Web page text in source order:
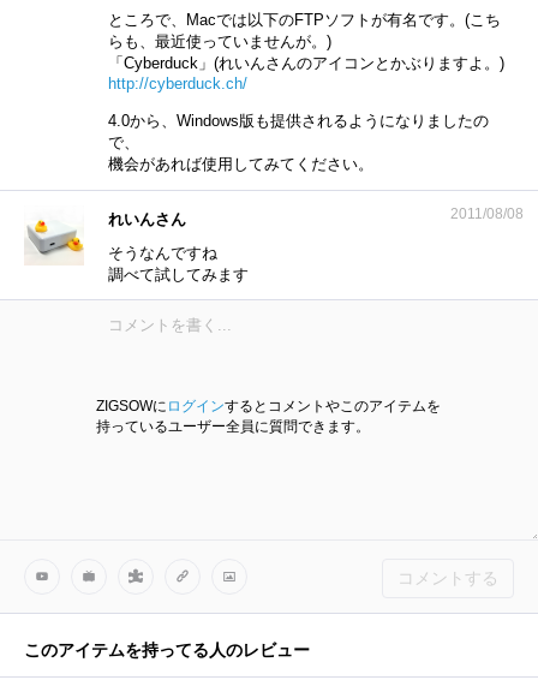
ところで、Macでは以下のFTPソフトが有名です。(こち
らも、最近使っていませんが。)
「Cyberduck」(れいんさんのアイコンとかぶりますよ。)
http://cyberduck.ch/
4.0から、Windows版も提供されるようになりましたの
で、
機会があれば使用してみてください。
れいんさん 2011/08/08
そうなんですね
調べて試してみます
ZIGSOWに ログインするとコメントやこのアイテムを
持っているユーザー全員に質問できます。
コメントする
このアイテムを持ってる人のレビュー